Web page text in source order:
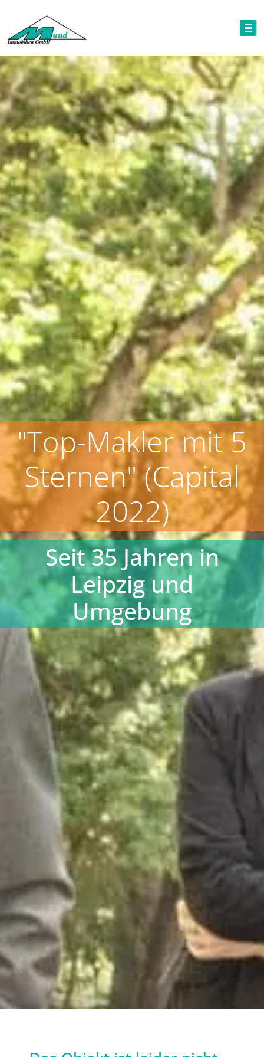
"Top-Makler mit 5
Sternen" (Capital
2022)
Seit 35 Jahren in
Leipzig und
Umgebung